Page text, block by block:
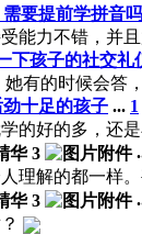
要提前学拼音
能力不错，并
下孩子的社交礼
有的时候会答
十足的孩子 ... 1
的好的多，还
理解的都一样